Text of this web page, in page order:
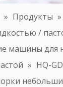
» Продукты »
/
машины для
» HQ-